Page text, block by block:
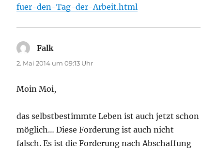
fuer-den-Tag-der-Arbeit.html
Falk
2. Mai 2014 um 09:13 Uhr
Moin Moi,
das selbstbestimmte Leben ist auch jetzt schon
möglich… Diese Forderung ist auch nicht
falsch. Es ist die Forderung nach Abschaffung